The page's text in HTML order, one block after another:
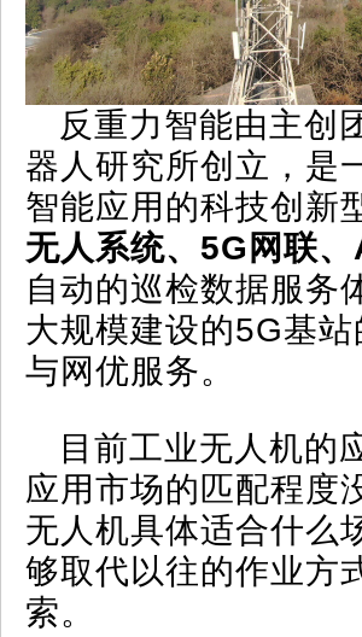
反重力智能由主创
器人研究所创立，是
智能应用的科技创新
无人系统、5G网联
自动的巡检数据服务
大规模建设的5G基
与网优服务。
目前工业无人机的
应用市场的匹配程度
无人机具体适合什么
够取代以往的作业方
索。